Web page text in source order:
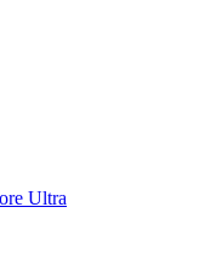
Ultra